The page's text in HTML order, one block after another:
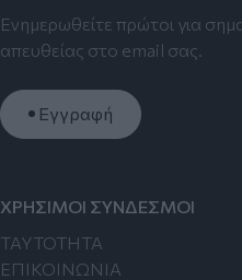
Ενημερωθείτε πρώτοι για
απευθείας στο email σας.
Εγγραφή
ΧΡΗΣΙΜΟΙ ΣΥΝΔΕΣΜΟΙ
TAYTOTHTA
ΕΠΙΚΟΙΝΩΝΙΑ